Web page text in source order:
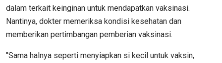
dalam terkait keinginan untuk mendapatkan vaksinasi.
Nantinya, dokter memeriksa kondisi kesehatan dan
memberikan pertimbangan pemberian vaksinasi.
"Sama halnya seperti menyiapkan si kecil untuk vaksin,